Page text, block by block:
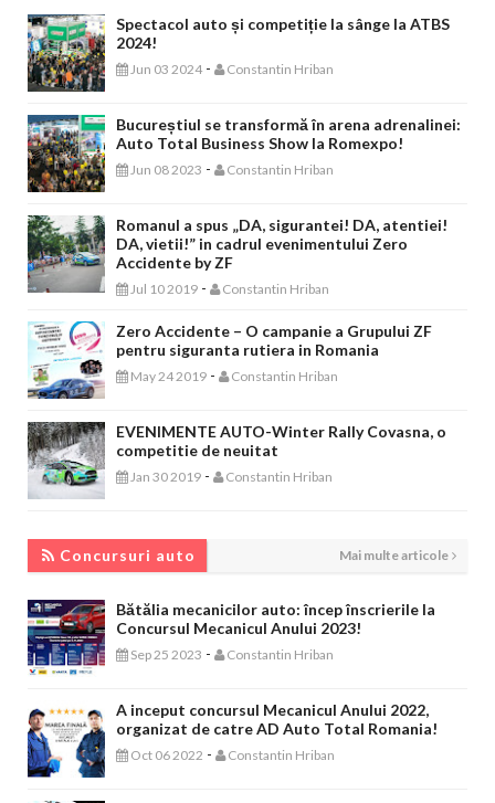
Spectacol auto și competiție la sânge la ATBS
2024!
Jun 03 2024 - Constantin Hriban
Bucureștiul se transformă în arena adrenalinei:
Auto Total Business Show la Romexpo!
Jun 08 2023 - Constantin Hriban
Romanul a spus „DA, sigurantei! DA, atentiei!
DA, vietii!” in cadrul evenimentului Zero
Accidente by ZF
Jul 10 2019 - Constantin Hriban
Zero Accidente – O campanie a Grupului ZF
pentru siguranta rutiera in Romania
May 24 2019 - Constantin Hriban
EVENIMENTE AUTO-Winter Rally Covasna, o
competitie de neuitat
Jan 30 2019 - Constantin Hriban
Concursuri auto Mai multe articole
Bătălia mecanicilor auto: încep înscrierile la
Concursul Mecanicul Anului 2023!
Sep 25 2023 - Constantin Hriban
A inceput concursul Mecanicul Anului 2022,
organizat de catre AD Auto Total Romania!
Oct 06 2022 - Constantin Hriban